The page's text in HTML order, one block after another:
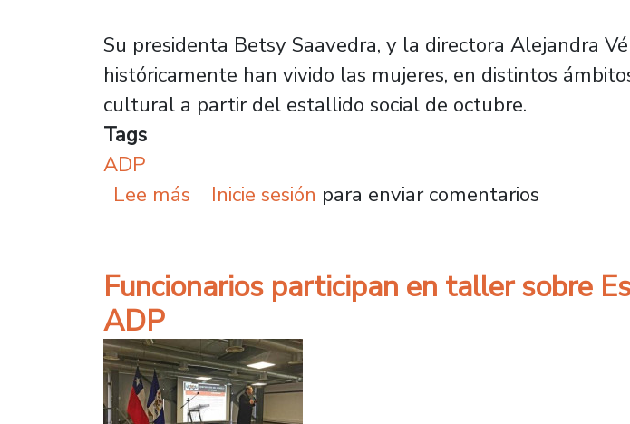
Su presidenta Betsy Saavedra, y la directora Alejandra
históricamente han vivido las mujeres, en distintos
cultural a partir del estallido social de octubre.
Tags
ADP
Lee más sobre ADP aborda desafíos laborales de las
Inicie sesión para enviar comentarios
Funcionarios participan en taller sobre
ADP